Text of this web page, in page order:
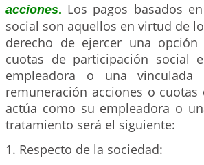
acciones. Los pagos basados
social son aquellos en virtud de
derecho de ejercer una
cuotas de participación social
empleadora o una
remuneración acciones o
actúa como su empleadora o
tratamiento será el siguiente:
1. Respecto de la sociedad: